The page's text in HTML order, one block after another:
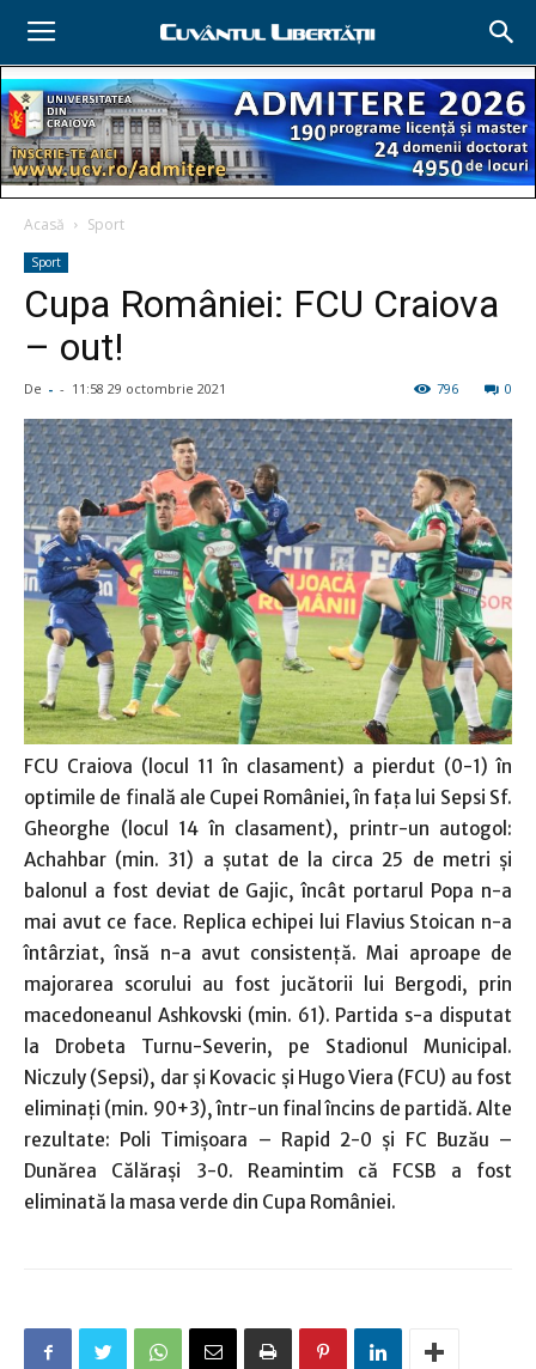
Acasă Sport
Sport
Cupa României: FCU Craiova
– out!
De - - 11:58 29 octombrie 2021 0
796
FCU Craiova (locul 11 în clasament) a pierdut (0-1) în
optimile de finală ale Cupei României, în faţa lui Sepsi Sf.
Gheorghe (locul 14 în clasament), printr-un autogol:
Achahbar (min. 31) a şutat de la circa 25 de metri şi
balonul a fost deviat de Gajic, încât portarul Popa n-a
mai avut ce face. Replica echipei lui Flavius Stoican n-a
întârziat, însă n-a avut consistenţă. Mai aproape de
majorarea scorului au fost jucătorii lui Bergodi, prin
macedoneanul Ashkovski (min. 61). Partida s-a disputat
la Drobeta Turnu-Severin, pe Stadionul Municipal.
Niczuly (Sepsi), dar şi Kovacic şi Hugo Viera (FCU) au fost
eliminaţi (min. 90+3), într-un final încins de partidă. Alte
rezultate: Poli Timişoara – Rapid 2-0 şi FC Buzău –
Dunărea Călăraşi 3-0. Reamintim că FCSB a fost
eliminată la masa verde din Cupa României.